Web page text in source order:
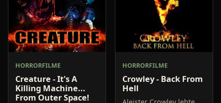
HORRORFILME
Creature - It's A
Killing Machine...
From Outer Space!
HORRORFILME
Crowley - Back From
Hell